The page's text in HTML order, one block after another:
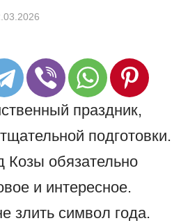
праздник,
подготовки.
Козы обязательно
и интересное.
злить символ года.